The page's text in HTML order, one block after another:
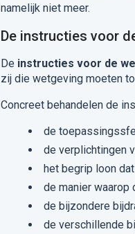
namelijk niet meer.
De instructies voor
De instructies voor de
zij die wetgeving moeten
Concreet behandelen de
de
de verplichtingen
het begrip loon
de manier waarop
de bijzondere
de verschillende